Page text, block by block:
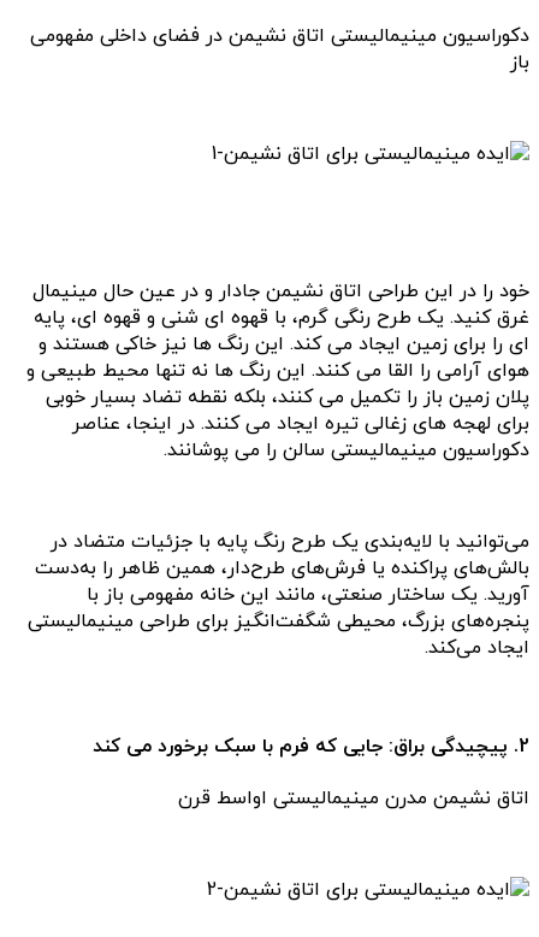
دکوراسیون مینیمالیستی اتاق نشیمن در فضای داخلی مفهومی
باز
خود را در این طراحی اتاق نشیمن جادار و در عین حال مینیمال
غرق کنید. یک طرح رنگی گرم، با قهوه ای شنی و قهوه ای، پایه
ای را برای زمین ایجاد می کند. این رنگ ها نیز خاکی هستند و
هوای آرامی را القا می کنند. این رنگ ها نه تنها محیط طبیعی و
پلان زمین باز را تکمیل می کنند، بلکه نقطه تضاد بسیار خوبی
برای لهجه های زغالی تیره ایجاد می کنند. در اینجا، عناصر
دکوراسیون مینیمالیستی سالن را می پوشانند.
می‌توانید با لایه‌بندی یک طرح رنگ پایه با جزئیات متضاد در
بالش‌های پراکنده یا فرش‌های طرح‌دار، همین ظاهر را به‌دست
آورید. یک ساختار صنعتی، مانند این خانه مفهومی باز با
پنجره‌های بزرگ، محیطی شگفت‌انگیز برای طراحی مینیمالیستی
ایجاد می‌کند.
2. پیچیدگی براق: جایی که فرم با سبک برخورد می کند
اتاق نشیمن مدرن مینیمالیستی اواسط قرن